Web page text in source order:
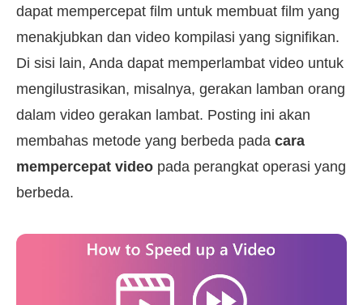
dapat mempercepat film untuk membuat film yang
menakjubkan dan video kompilasi yang signifikan.
Di sisi lain, Anda dapat memperlambat video untuk
mengilustrasikan, misalnya, gerakan lamban orang
dalam video gerakan lambat. Posting ini akan
membahas metode yang berbeda pada cara
mempercepat video pada perangkat operasi yang
berbeda.